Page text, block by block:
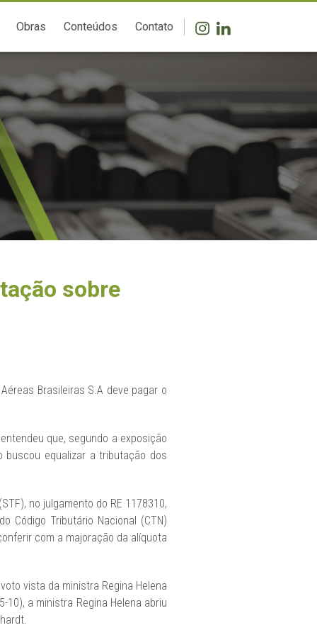
Obras Conteúdos Contato
sobre
Brasileiras S.A deve pagar o
que, segundo a exposição
buscou equalizar a tributação dos
no julgamento do RE 1178310,
Código Tributário Nacional (CTN)
com a majoração da alíquota
vista da ministra Regina Helena
10), a ministra Regina Helena abriu